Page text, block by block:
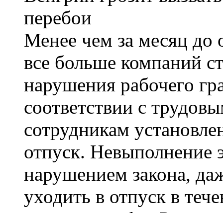
Менее чем за месяц до
все больше компаний
нарушения рабочего
соответствии с
сотрудникам
отпуск. Невыполнение
нарушением закона,
уходить в отпуск в